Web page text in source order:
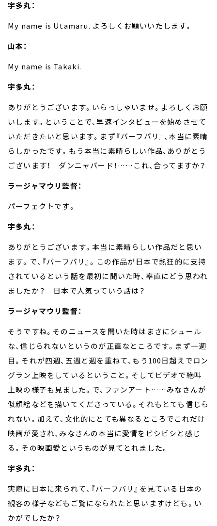
宇多丸：
My name is Utamaru. よろしくお願いいたします。
山本：
My name is Takaki.
宇多丸：
ありがとうございます。いらっしゃいませ。よろしくお願
いします。ということで、早速インタビューを始めさせて
いただきたいと思います。まず『バーフバリ』、本当に素晴
らしかったです。もう本当に素晴らしい作品、ありがとう
ございます！ ダンニャバード！…… これ、合ってますか？
ラージャマウリ監督：
パーフェクトです。
宇多丸：
ありがとうございます。本当に素晴らしい作品だと思い
ます。で、『バーフバリ』。この作品が日本で熱狂的に支持
されているという話を最初に聞いた時、率直にどう思われ
ましたか？ 日本で人気っていう話は？
ラージャマウリ監督：
そうですね。そのニュースを聞いた時はまさにシュール
な、信じられないというのが正直なところです。まず一週
目。それが四週、五週と週を重ねて、もう 100日超えでロン
グラン上映をしているということ。そしてビデオで絶叫
上映の様子も見ました。で、ファンアート……みなさんが
似顔絵などを描いてくださっている。それもとても信じら
れない。加えて、文化的にとても異なるところでこれだけ
映画が愛され、みなさんの本当に愛情をビシビシと感じ
る。その映画愛というものが見てとれました。
宇多丸：
実際に日本に来られて、『バーフバリ』を見ている日本の
観客の様子などもご覧になられたと思いますけども。い
かがでしたか？